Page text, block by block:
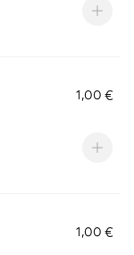
1,00 €
1,00 €